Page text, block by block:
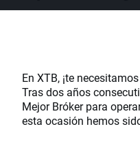
En XTB, ¡te
Tras dos años
Mejor Bróker para
esta ocasión hemos